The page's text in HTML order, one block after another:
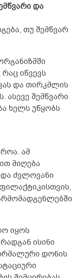
და
თუ შემწვარ
იწვევს
და თირკმლის
ასევე შემწვარი
ხელს უწყობს
ამ
მიღება
ძვლოვანი
იყოს
ისინი
დონის